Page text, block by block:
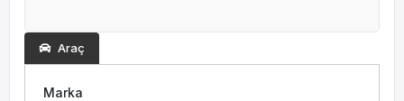
Araç
Marka